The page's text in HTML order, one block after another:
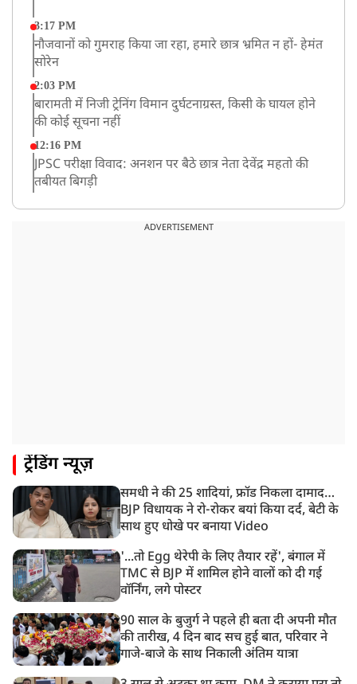
3:17 PM
नौजवानों को गुमराह किया जा रहा, हमारे छात्र भ्रमित न हों- हेमंत
सोरेन
2:03 PM
बारामती में निजी ट्रेनिंग विमान दुर्घटनाग्रस्त, किसी के घायल होने
की कोई सूचना नहीं
12:16 PM
JPSC परीक्षा विवाद: अनशन पर बैठे छात्र नेता देवेंद्र महतो की
तबीयत बिगड़ी
रांचीः छात्रों के समर्थन में विधायक जयराम महतो ने शुरू किया
देशभर में आज से 'हर घर तिरंगा' अभियान, सीएम योगी लखनऊ
8:21 AM
गाज़ियाबाद में मुठभेड़, 3 ड्रग तस्कर गिरफ्तार, 21 किलो गांजा
बरामद
ADVERTISEMENT
ट्रेंडिंग न्यूज़
समधी ने की 25 शादियां, फ्रॉड निकला दामाद…
BJP विधायक ने रो-रोकर बयां किया दर्द, बेटी के
साथ हुए धोखे पर बनाया Video
'...तो Egg थेरेपी के लिए तैयार रहें', बंगाल में
TMC से BJP में शामिल होने वालों को दी गई
वॉर्निंग, लगे पोस्टर
90 साल के बुजुर्ग ने पहले ही बता दी अपनी मौत
की तारीख, 4 दिन बाद सच हुई बात, परिवार ने
गाजे-बाजे के साथ निकाली अंतिम यात्रा